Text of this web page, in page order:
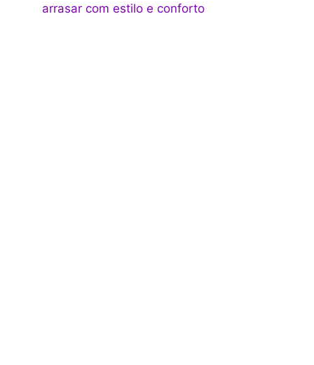
arrasar com estilo e conforto